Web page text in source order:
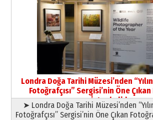
HAVVA’NIN ÜÇ KIZI
09 Temmuz 2026 Perşembe
Yusuf POLAT
Şampiyonluk Sebahattin
yazar
11 Mayıs 2026 Pazartesi
Londra Doğa Tarihi Müzesi’nden
Fotoğrafçısı” Sergisi’nin Öne
İstanbul’da
➤ Londra Doğa Tarihi Müzesi’nden
Fotoğrafçısı” Sergisi’nin Öne Çıkan